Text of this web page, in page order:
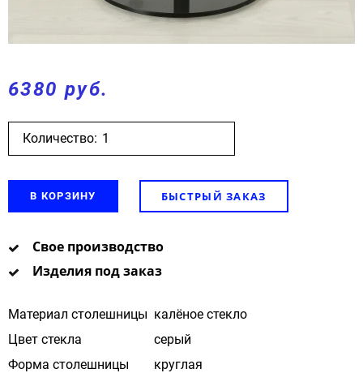
6380 руб.
Количество:
В КОРЗИНУ БЫСТРЫЙ ЗАКАЗ
Свое производство
Изделия под заказ
Материал столешницы калёное стекло
Цвет стекла
cерый
Форма столешницы
круглая